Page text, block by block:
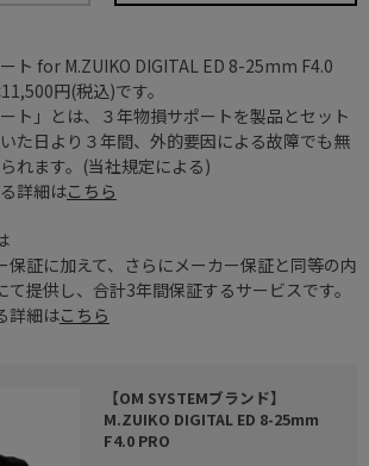
ート for M.ZUIKO DIGITAL ED 8-25mm F4.0
円(税込)です。
ート」とは、３年物損サポートを製品とセット
た日より３年間、外的要因による故障でも無
れます。(当社規定による)
詳細はこちら
保証に加えて、さらにメーカー保証と同等の内
て提供し、合計3年間保証するサービスです。
詳細はこちら
【OM SYSTEMブランド】
M.ZUIKO DIGITAL ED 8-25mm
F4.0 PRO